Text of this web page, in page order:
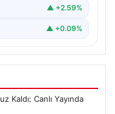
▲ +2.59%
▲ +0.09%
Kaldı: Canlı Yayında